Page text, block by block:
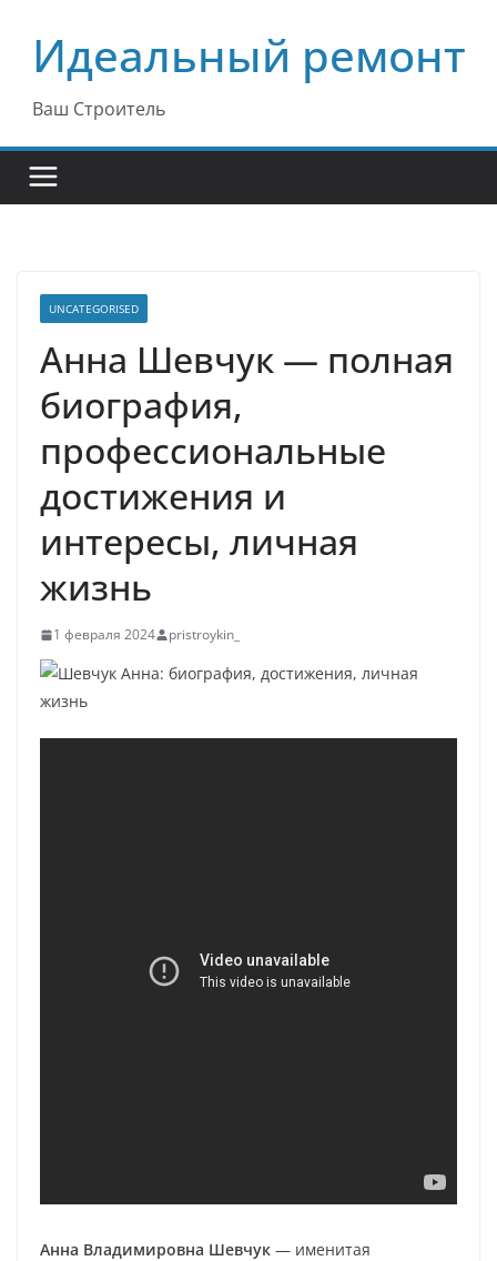
содержимому
Идеальный ремонт
Ваш Строитель
UNCATEGORISED
Анна Шевчук — полная
биография,
профессиональные
достижения и
интересы, личная
жизнь
1 февраля 2024 pristroykin_
Анна Владимировна Шевчук — именитая